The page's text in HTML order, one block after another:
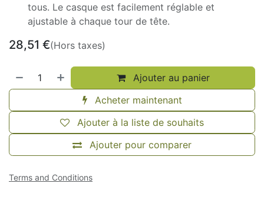
tous. Le casque est facilement réglable et
ajustable à chaque tour de tête.
28,51 €(Hors taxes)
Ajouter au panier
Acheter maintenant
Ajouter pour comparer
Ajouter à la liste de souhaits
Terms and Conditions